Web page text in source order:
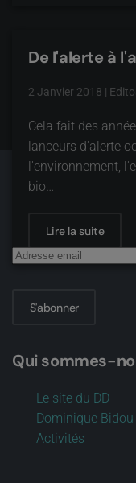
De l'alerte à
2 Janvier 2018 |
Cela fait des
lanceurs d'alerte
l'environnement,
bio…
Lire la suite
S'abonner
Qui sommes-
Le site du DD
Dominique Bidou
Activités